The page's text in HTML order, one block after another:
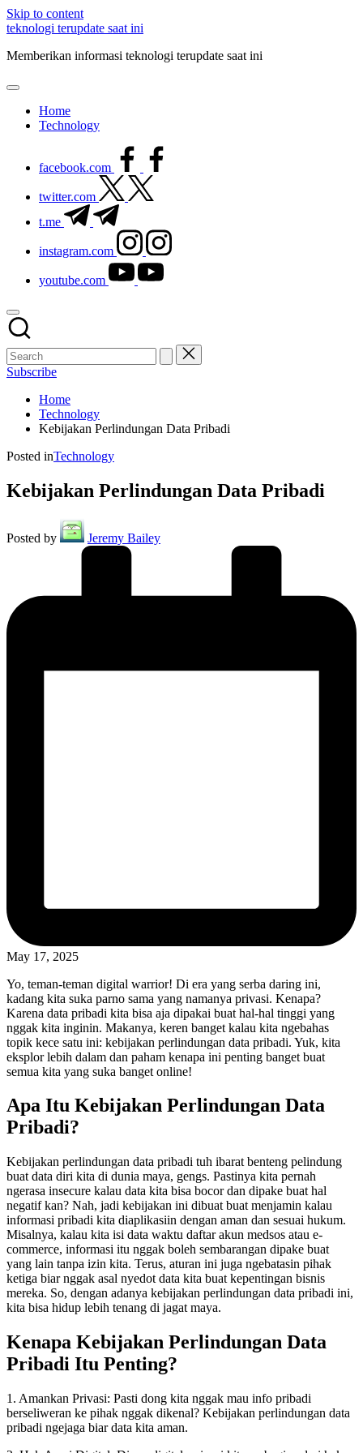
Skip to content
teknologi terupdate saat ini
Memberikan informasi teknologi terupdate saat ini
Home
Technology
facebook.com
twitter.com
t.me
instagram.com
youtube.com
Subscribe
Home
Technology
Kebijakan Perlindungan Data Pribadi
Posted inTechnology
Kebijakan Perlindungan Data Pribadi
Posted by Jeremy Bailey
May 17, 2025
Yo, teman-teman digital warrior! Di era yang serba daring ini,
kadang kita suka parno sama yang namanya privasi. Kenapa?
Karena data pribadi kita bisa aja dipakai buat hal-hal tinggi yang
nggak kita inginin. Makanya, keren banget kalau kita ngebahas
topik kece satu ini: kebijakan perlindungan data pribadi. Yuk, kita
eksplor lebih dalam dan paham kenapa ini penting banget buat
semua kita yang suka banget online!
Apa Itu Kebijakan Perlindungan Data
Pribadi?
Kebijakan perlindungan data pribadi tuh ibarat benteng pelindung
buat data diri kita di dunia maya, gengs. Pastinya kita pernah
ngerasa insecure kalau data kita bisa bocor dan dipake buat hal
negatif kan? Nah, jadi kebijakan ini dibuat buat menjamin kalau
informasi pribadi kita diaplikasiin dengan aman dan sesuai hukum.
Misalnya, kalau kita isi data waktu daftar akun medsos atau e-
commerce, informasi itu nggak boleh sembarangan dipake buat
yang lain tanpa izin kita. Terus, aturan ini juga ngebatasin pihak
ketiga biar nggak asal nyedot data kita buat kepentingan bisnis
mereka. So, dengan adanya kebijakan perlindungan data pribadi ini,
kita bisa hidup lebih tenang di jagat maya.
Kenapa Kebijakan Perlindungan Data
Pribadi Itu Penting?
1. Amankan Privasi: Pasti dong kita nggak mau info pribadi
berseliweran ke pihak nggak dikenal? Kebijakan perlindungan data
pribadi ngejaga biar data kita aman.